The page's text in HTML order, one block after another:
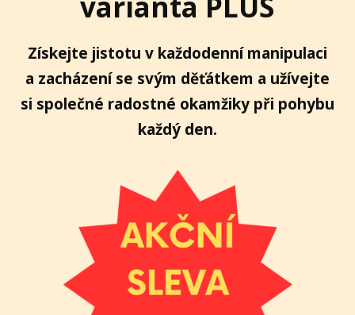
Získejte jistotu v každodenní manipulaci
a zacházení se svým děťátkem a užívejte
si společné radostné okamžiky při pohybu
každý den.